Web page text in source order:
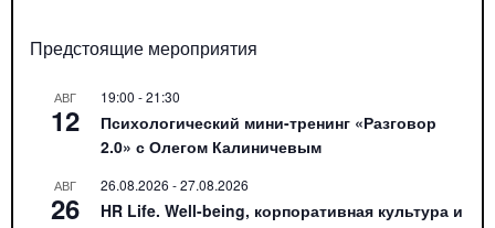
Предстоящие мероприятия
АВГ
12
19:00 -21:30
Психологический мини-тренинг «Разговор
2.0» с Олегом Калиничевым
АВГ
26
26.08.2026 -27.08.2026
HR Life. Well-being, корпоративная культура и